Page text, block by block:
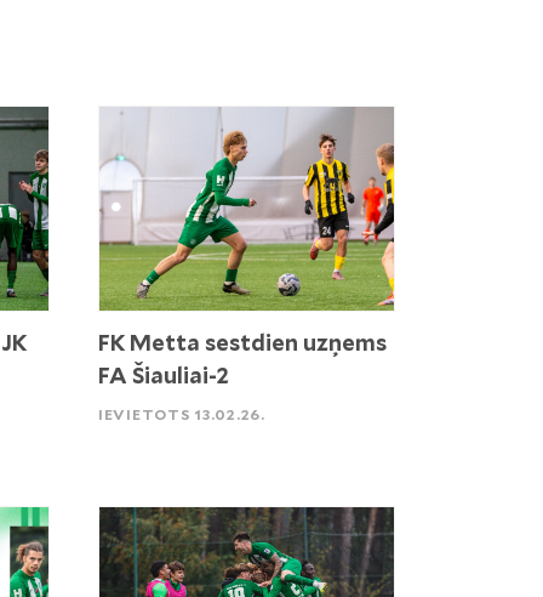
FK Metta sestdien uzņems
FA Šiauliai-2
IEVIETOTS 13.02.26.